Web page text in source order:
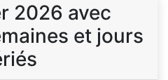
2026 avec
et jours